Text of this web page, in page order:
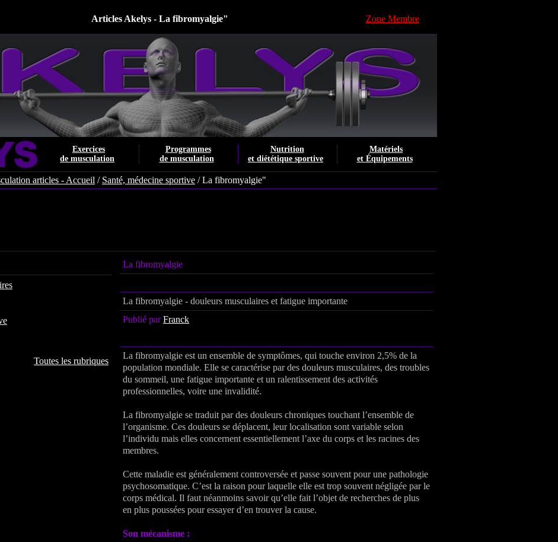
Articles Akelys - La fibromyalgie" Zone Membre
Exercices
de musculation
Programmes
de musculation
Nutrition
et diététique sportive
Matériels
et Équipements
articles - Accueil / Santé, médecine sportive / La fibromyalgie"
Toutes les rubriques
La fibromyalgie
La fibromyalgie - douleurs musculaires et fatigue importante
Publié parFranck
La fibromyalgie est un ensemble de symptômes, qui touche environ 2,5% de la
population mondiale. Elle se caractérise par des douleurs musculaires, des troubles
du sommeil, une fatigue importante et un ralentissement des activités
professionnelles, voire une invalidité.
La fibromyalgie se traduit par des douleurs chroniques touchant l’ensemble de
l’organisme. Ces douleurs se déplacent, leur localisation sont variable selon
l’individu mais elles concernent essentiellement l’axe du corps et les racines des
membres.
Cette maladie est généralement controversée et passe souvent pour une pathologie
psychosomatique. C’est la raison pour laquelle elle est trop souvent négligée par le
corps médical. Il faut néanmoins savoir qu’elle fait l’objet de recherches de plus
en plus poussées pour essayer d’en trouver la cause.
Son mécanisme :